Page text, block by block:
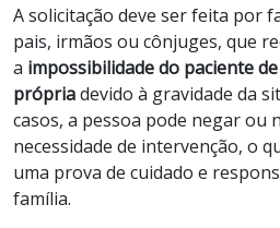
A solicitação deve ser feita por
pais, irmãos ou cônjuges, que
a impossibilidade do paciente
própriadevido à gravidade da
casos, a pessoa pode negar ou
necessidade de intervenção, o
uma prova de cuidado e
família.